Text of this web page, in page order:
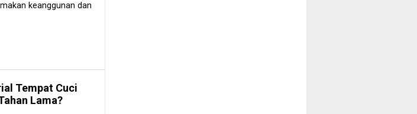
keanggunan dan
Tempat Cuci
Lama?